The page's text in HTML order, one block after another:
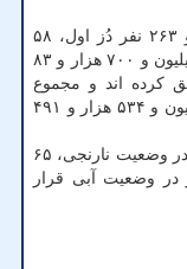
همین طور تا کنون ۶۵ میلیون و ۲۱۹ هزار و ۲۶۳ نفر دُز اول، ۵۸
میلیون و ۶۱۵ هزار و ۱۴۵ نفر دُز دوم و ۳۱ میلیون و ۷۰۰ هزار و ۸۳
کرده اند و مجموع
واکسن های تزریق شده در کشور به ۱۵۵ میلیون و ۵۳۴ هزار و ۴۹۱
هم اکنون ۰ شهرستان وضعیت قرمز، ۰ شهر در وضعیت نارنجی، ۶۵
کشور نیز در وضعیت آبی قرار